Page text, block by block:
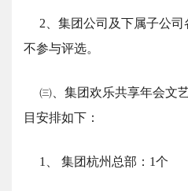
2、集团公司及下属子公司
不参与评选。
㈢、集团欢乐共享年会文
目安排如下：
1、 集团杭州总部：1个